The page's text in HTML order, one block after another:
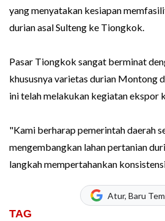
yang menyatakan kesiapan
durian asal Sulteng ke Tiongkok.
Pasar Tiongkok sangat berminat
khususnya varietas durian Montong
ini telah melakukan kegiatan ekspor
"Kami berharap pemerintah daerah
mengembangkan lahan pertanian
langkah mempertahankan
Atur, Baru
TAG